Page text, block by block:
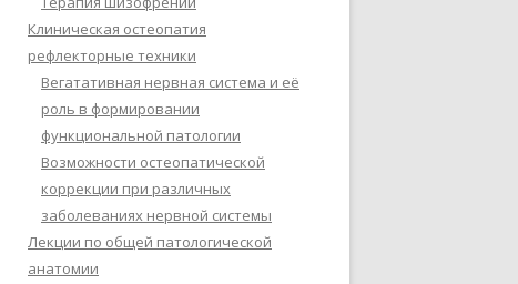
Клиническая остеопатия
рефлекторные техники
Вегатативная нервная система и её
роль в формировании
функциональной патологии
Возможности остеопатической
коррекции при различных
заболеваниях нервной системы
Лекции по общей патологической
анатомии